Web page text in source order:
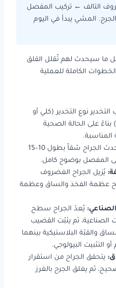
التالف ← تركيب المفصل
المشي يبدأ في اليوم
ما سيحدث لهم تُقلل القلق
الكاملة للعملية
التخدير نوع التخدير (كلي أو
على الحالة الصحية
المناسبة.
يُحدث الجراح شقاً بطول 10–15
المفصل بوضوح كامل.
يُزيل الجراح الغضروف
عظمة الفخذ والساق وعظمة
يُعدّ الجراح سطح
الصناعية، ثم يثبّت القضيب
والقبّة البلاستيكية بينهما
التثبيت البيولوجي.
يتحقق الجراح من استقرار
ثم يغلق الجرح بالغرز